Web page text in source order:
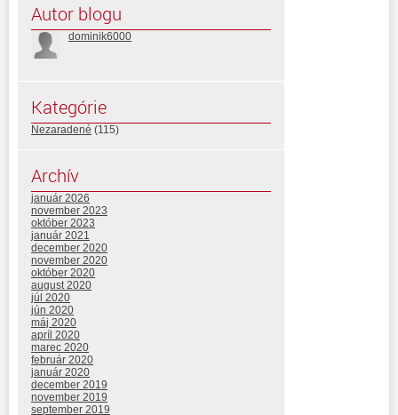
Autor blogu
dominik6000
Kategórie
Nezaradené (115)
Archív
január 2026
november 2023
október 2023
január 2021
december 2020
november 2020
október 2020
august 2020
júl 2020
jún 2020
máj 2020
apríl 2020
marec 2020
február 2020
január 2020
december 2019
november 2019
september 2019